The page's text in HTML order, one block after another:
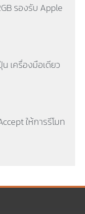
รองรับ Apple
เครื่องมือเดียว
ให้การรีโมท